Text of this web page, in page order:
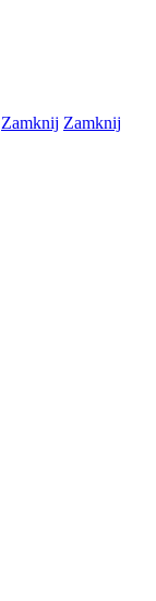
Zamknij Zamknij